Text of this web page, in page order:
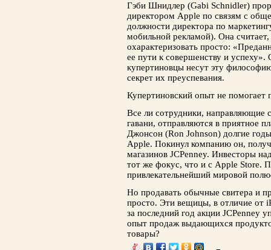
Гэби Шнидлер (Gabi Schnidler)
директором Apple по связям с
должности директора по
мобильной рекламой). Она
охарактеризовать просто:
ее пути к совершенству и
купертиновцы несут эту
секрет их преуспевания.
Купертиновский опыт не помогает
Все ли сотрудники, направляющие
гавани, отправляются в приятное
Джонсон (Ron Johnson) долгие
Apple. Покинул компанию он,
магазинов JCPenney. Инвесторы
тот же фокус, что и с Apple Store.
привлекательнейший мировой
Но продавать обычные свитера и
просто. Эти вещицы, в отличие от
за последний год акции JCPenney
опыт продаж выдающихся
товары?